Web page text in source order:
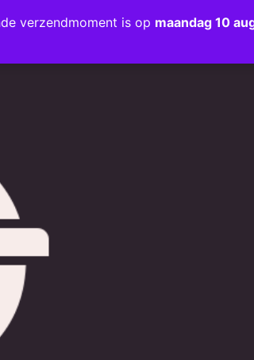
verzendmoment is op maandag 10
+31 (0)35 203